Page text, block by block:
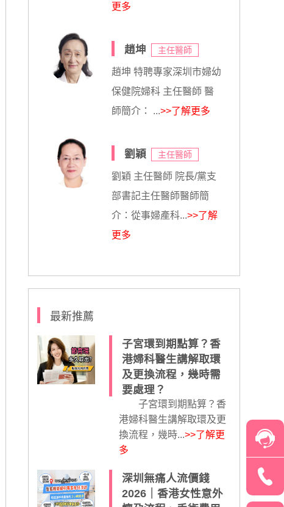
更多
趙坤 主任醫師
趙坤 特聘專家深圳市婦幼
保健院婦科 主任醫師 醫
師簡介： ...>>了解更多
劉穎 主任醫師
劉穎 主任醫師 院長/黨支
部書記主任醫師醫師簡
介：從事婦產科...>>了解
更多
最新推薦
子宮環到期點算？香
港婦科醫生講解取環
及更換流程，幾時需
要處理？
子宮環到期點算？香
港婦科醫生講解取環及更
換流程，幾時...>>了解更
多
深圳無痛人流價錢
2026｜香港女性意外